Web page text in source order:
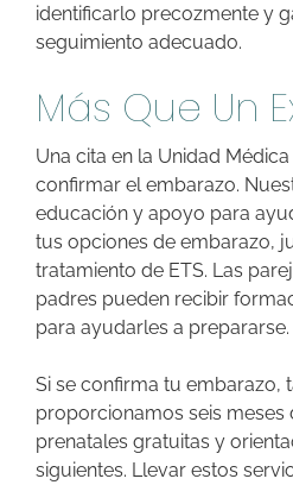
identificarlo precozmente y
seguimiento adecuado.
Más Que Un
Una cita en la Unidad
confirmar el embarazo.
educación y apoyo para
tus opciones de embarazo,
tratamiento de ETS. Las
padres pueden recibir
para ayudarles a prepararse.
Si se confirma tu embarazo,
proporcionamos seis meses
prenatales gratuitas y
siguientes. Llevar estos